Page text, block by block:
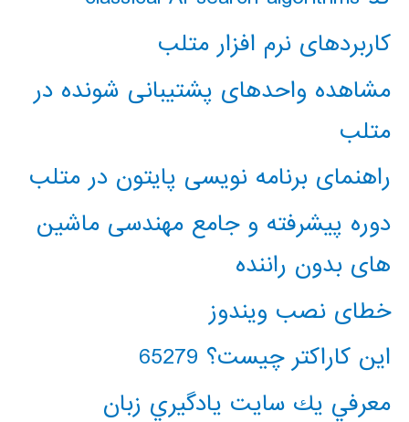
کاربردهای نرم افزار متلب
مشاهده واحدهای پشتیبانی شونده در
متلب
راهنمای برنامه نویسی پایتون در متلب
دوره پیشرفته و جامع مهندسی ماشین
های بدون راننده
خطای نصب ویندوز
این کاراکتر چیست؟ 65279
معرفي يك سايت يادگيري زبان